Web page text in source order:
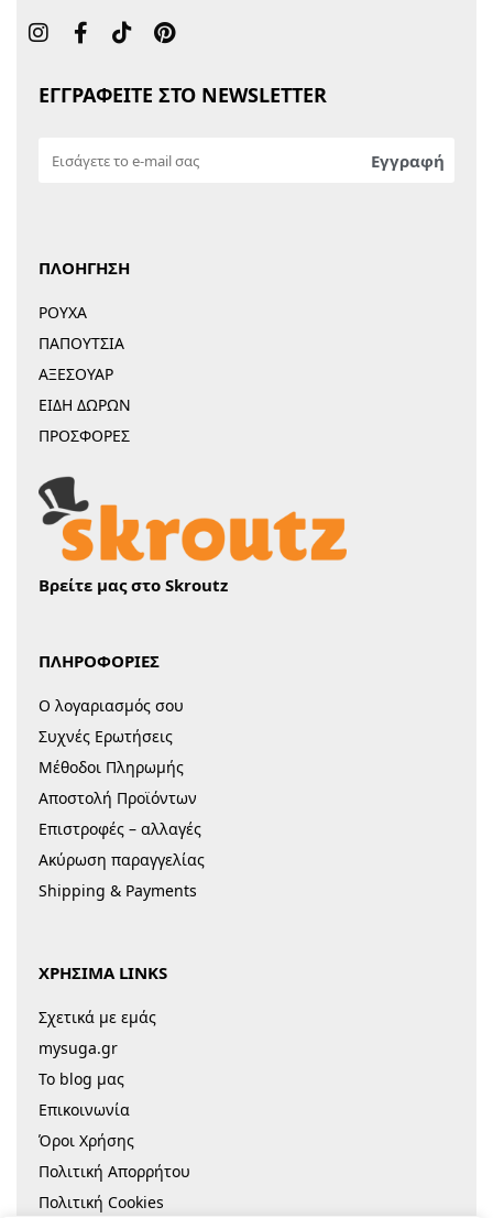
ΕΓΓΡΑΦΕΙΤΕ ΣΤΟ NEWSLETTER
ΠΛΟΗΓΗΣΗ
ΡΟΥΧΑ
ΠΑΠΟΥΤΣΙΑ
ΑΞΕΣΟΥΑΡ
ΕΙΔΗ ΔΩΡΩΝ
ΠΡΟΣΦΟΡΕΣ
Βρείτε μας στο Skroutz
ΠΛΗΡΟΦΟΡΙΕΣ
Ο λογαριασμός σου
Συχνές Ερωτήσεις
Μέθοδοι Πληρωμής
Αποστολή Προϊόντων
Επιστροφές – αλλαγές
Ακύρωση παραγγελίας
Shipping & Payments
ΧΡΗΣΙΜΑ LINKS
Σχετικά με εμάς
mysuga.gr
Το blog μας
Επικοινωνία
Όροι Χρήσης
Πολιτική Απορρήτου
Πολιτική Cookies